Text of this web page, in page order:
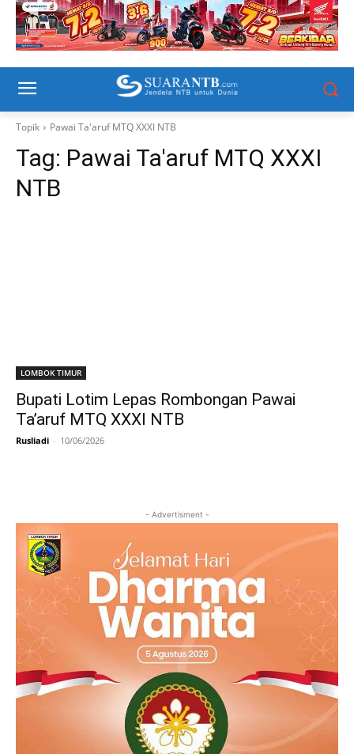
Topik Pawai Ta'aruf MTQ XXXI NTB
Tag: Pawai Ta'aruf MTQ XXXI
NTB
LOMBOK TIMUR
Bupati Lotim Lepas Rombongan Pawai
Ta’aruf MTQ XXXI NTB
Rusliadi - 10/06/2026
- Advertisment -